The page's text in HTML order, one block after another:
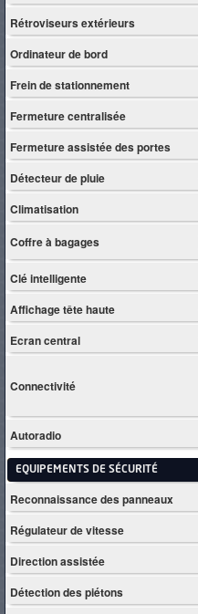
Rétroviseurs extérieurs
Ordinateur de bord
Frein de stationnement
Fermeture centralisée
Fermeture assistée des portes
Détecteur de pluie
Climatisation
Coffre à bagages
Clé intelligente
Affichage tête haute
Ecran central
Connectivité
Autoradio
EQUIPEMENTS DE SÉCURITÉ
Reconnaissance des panneaux
Régulateur de vitesse
Direction assistée
Détection des piétons